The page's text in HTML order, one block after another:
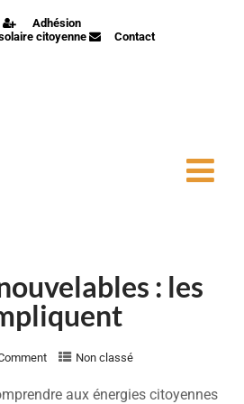
Adhésion
citoyenne
Contact
: les
Non classé
aux énergies citoyennes